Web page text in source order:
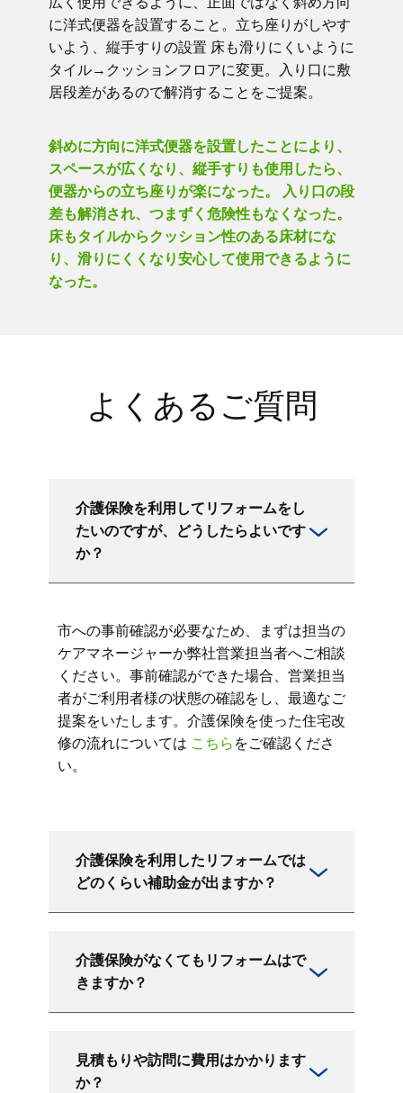
に洋式便器を設置すること。立ち座りがしやす
いよう、縦手すりの設置 床も滑りにくいように
タイル→クッションフロアに変更。入り口に敷
居段差があるので解消することをご提案。
斜めに方向に洋式便器を設置したことにより、
スペースが広くなり、縦手すりも使用したら、
便器からの立ち座りが楽になった。 入り口の段
差も解消され、つまずく危険性もなくなった。
床もタイルからクッション性のある床材にな
り、滑りにくくなり安心して使用できるように
なった。
よくあるご質問
介護保険を利用してリフォームをし
たいのですが、どうしたらよいです
か？
市への事前確認が必要なため、まずは担当の
ケアマネージャーか弊社営業担当者へご相談
ください。事前確認ができた場合、営業担当
者がご利用者様の状態の確認をし、最適なご
提案をいたします。介護保険を使った住宅改
修の流れについては こちらをご確認くださ
い。
介護保険を利用したリフォームでは
どのくらい補助金が出ますか？
介護保険がなくてもリフォームはで
きますか？
見積もりや訪問に費用はかかります
か？